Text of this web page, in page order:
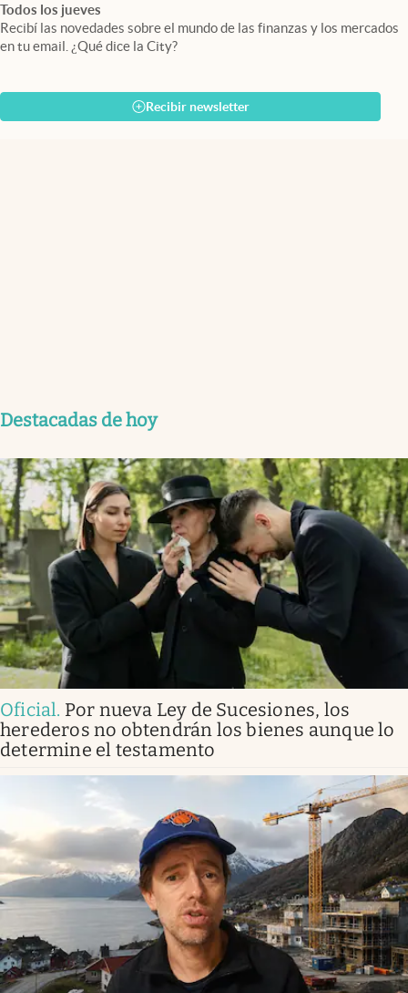
Todos los jueves
Recibí las novedades sobre el mundo de las finanzas y los mercados
en tu email. ¿Qué dice la City?
Recibir newsletter
Destacadas de hoy
Oficial. Por nueva Ley de Sucesiones, los
herederos no obtendrán los bienes aunque lo
determine el testamento